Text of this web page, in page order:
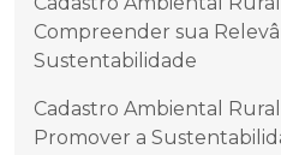
Compreender sua
Sustentabilidade
Cadastro Ambiental
Promover a